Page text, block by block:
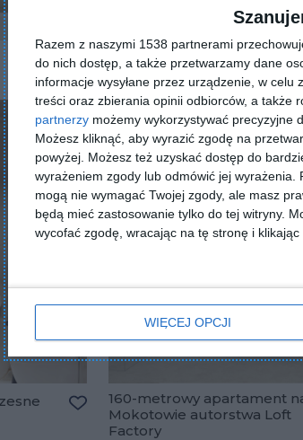
Razem z naszymi 1538 partnerami
do nich dostęp, a także przetwarzamy dane
informacje wysyłane przez urządzenie, w
treści oraz zbierania opinii odbiorców, a także
partnerzy możemy wykorzystywać precyzyjne
Możesz kliknąć, aby wyrazić zgodę na
powyżej. Możesz też uzyskać dostęp do
wyrażeniem zgody lub odmówić jej wyrażenia.
mogą nie wymagać Twojej zgody, ale masz
będą mieć zastosowanie tylko do tej witryny.
wycofać zgodę, wracając na tę stronę i
WIĘCEJ OPCJI
Dodaj do ulubionych
łazienka
Dodaj do ulubionych
160-metrowy apartament
Mokotowie autorstwa Loft
Factory